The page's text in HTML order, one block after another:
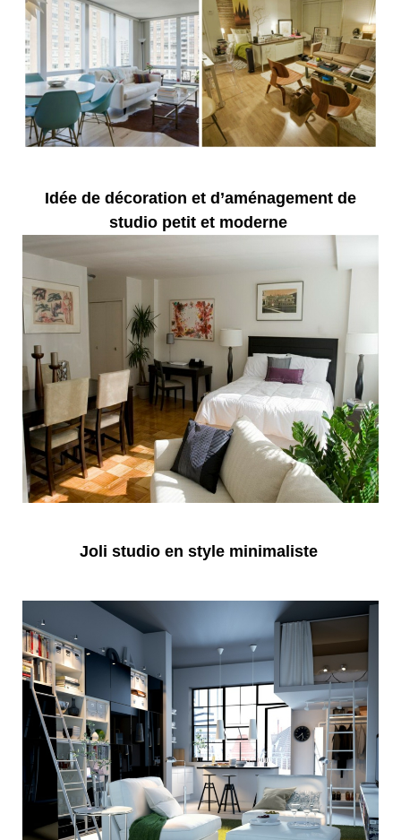
Idée de décoration et d’aménagement de
studio petit et moderne
Joli studio en style minimaliste